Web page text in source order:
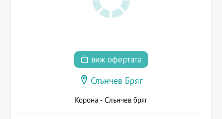
виж офертата
Слънчев Бряг
Корона - Слънчев бряг